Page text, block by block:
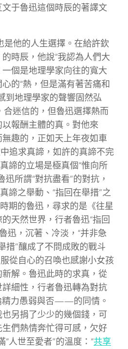
于魯迅這個時辰的著譯文
他的人生選擇。在給許欽
時辰，他說“我認為人們大
個是地理學家向往的寬大
的“熱，但是滿有著苦痛和
到地理學家的聲響固然弘
迷信的，但魯迅選擇熱而
報酬主體的真。對他來
趣的，正如天上年夜如車
追求真諦，如許的真諦不完
諦的立場是極真個“惟向所
所謂“對抗盡看”的對抗，
諦之舉動、“指回在舉措”之
期的魯迅，尋求的是《往星
天然世界，行者魯迅“指回
，沉著、冷淡，“并非急
措”釀成了不問成敗的戰斗
從自心的召喚也感謝小女孩
解。魯迅此時的求真，從
細性，行者魯迅轉為對抗
精力愚弱與否——的同情。
另捐了少少的幾個錢，可
們熱情奔忙得可感，欠好
人世至愛者”的溫度：“共享